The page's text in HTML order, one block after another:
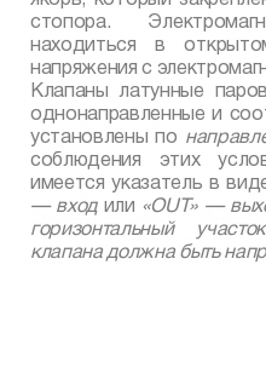
стопора.
находиться в
напряжения с
Клапаны латунные
однонаправленные и
установлены по
соблюдения этих
имеется указатель в
— входили «OUT» —
горизонтальный
клапана должна быть